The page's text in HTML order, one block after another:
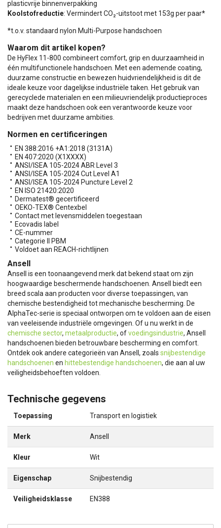
plasticvrije binnenverpakking
Koolstofreductie: Vermindert CO₂-uitstoot met 153g per paar*
*t.o.v. standaard nylon Multi-Purpose handschoen
Waarom dit artikel kopen?
De HyFlex 11-800 combineert comfort, grip en duurzaamheid in
één multifunctionele handschoen. Met een ademende coating,
duurzame constructie en bewezen huidvriendelijkheid is dit de
ideale keuze voor dagelijkse industriële taken. Het gebruik van
gerecyclede materialen en een milieuvriendelijk productieproces
maakt deze handschoen ook een verantwoorde keuze voor
bedrijven met duurzame ambities.
Normen en certificeringen
EN 388:2016 +A1:2018 (3131A)
EN 407:2020 (X1XXXX)
ANSI/ISEA 105-2024 ABR Level 3
ANSI/ISEA 105-2024 Cut Level A1
ANSI/ISEA 105-2024 Puncture Level 2
EN ISO 21420:2020
Dermatest® gecertificeerd
OEKO-TEX® Centexbel
Contact met levensmiddelen toegestaan
Ecovadis label
CE-nummer
Categorie II PBM
Voldoet aan REACH-richtlijnen
Ansell
Ansell is een toonaangevend merk dat bekend staat om zijn
hoogwaardige beschermende handschoenen. Ansell biedt een
breed scala aan producten voor diverse toepassingen, van
chemische bestendigheid tot mechanische bescherming. De
AlphaTec-serie is speciaal ontworpen om te voldoen aan de eisen
van veeleisende industriële omgevingen. Of u nu werkt in de
chemische sector, metaalproductie, ofvoedingsindustrie, Ansell
handschoenen bieden betrouwbare bescherming en comfort.
Ontdek ook andere categorieën van Ansell, zoals snijbestendige
handschoenen en hittebestendige handschoenen, die aan al uw
veiligheidsbehoeften voldoen.
Technische gegevens
Toepassing Transport en logistiek
Merk Ansell
Kleur Wit
Eigenschap Snijbestendig
Veiligheidsklasse EN388